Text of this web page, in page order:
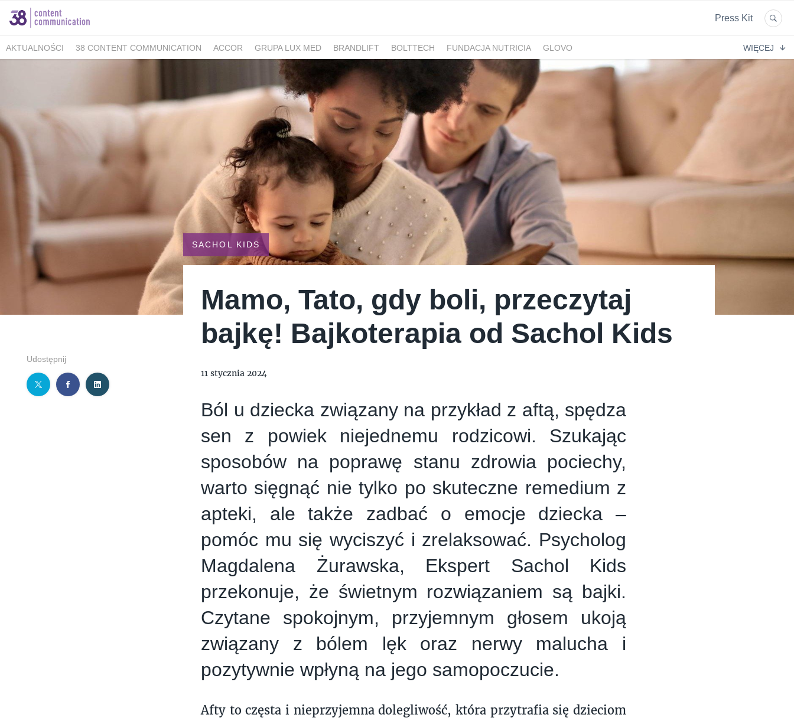
Press Kit
AKTUALNOŚCI 38 CONTENT COMMUNICATION ACCOR GRUPA LUX MED BRANDLIFT BOLTTECH FUNDACJA NUTRICIA
GLOVO
IOŚ-PIB IRON MOUNTAIN POLSKA ATLAS
GREEN FACTORY LOGISTICS
KIDS&CO. PIZZAPORTAL.PL MAXIBIOTIC OCUVITE SACHOL AFTIGEL HYAL-DROP MULTI
ACCOR MARKETPLACE KRAKÓW TUTORE POLAND ROMET SANOFI KRAJOWA RZEMIEŚLNICZA IZBA OPTYCZNA
VENOFLEX
MEDICOVER SENIOR
MEDICOVER STOMATOLOGIA PUCKIE HOSPICJUM TERAPIA REZONANSEM MAGNETYCZNYM - MBST
AG MOTORS
KAMBUKKA
ZŁOTOPOLSKA DOLINA DR.BACTY PACSAFE LORUS CONTIGO ZAMEK TOPACZ BAKALLAND
AKBAR SANDRA JASMEEN MOMME ALKEMIE SZPITAL MEDICOVER ENBIO GROUP UNITOP
TCG PROCESS POLSKA
ENERGIA POLSKA ZADBANO POKONAJ ZAĆMĘ, POPRAW WIDZENIE GÓRNOŚLĄSKO-ZAGŁĘBIOWSKA METROPOLIA
STETHOME
BARTOLINI AIR
ALCON - MAMY OKO NA ZAĆMĘ PREGNABIT JASNUM PHARMENA BETHRU MANUFAKTURA FUNDACJA NAGLE SAMI
MERCEDES
WARMIA I MAZURY
DERMENA GABRIELLA LAVEO PANEK CARSHARING BUDVAR ŁÓDŹ KALISKA PLAYFAIR POLREGIO PRIME SPANISH PROPERTIES
SACHOL KIDS
CITY GOLF ŁÓDŹ BIOMED FORUM 76 #EFEKT1BUTELKI COLOSTRUM CARLSBERG GEN4GEN BALCIA REBERNIA
ZYMETRIA
GRUPA RMF ESTE SYNERGY UNILEVER HUMAN ANSWER INSTITUTE PIERRE FABRE ORAL CARE LIBERTY INVESTMENTS
ESSENDI
TYMIENIECKIEGO 17
APPLIA HOLI BALI
WIĘCEJ
Udostępnij
SACHOL KIDS
Mamo, Tato, gdy boli, przeczytaj
bajkę! Bajkoterapia od Sachol Kids
11 stycznia 2024
Ból u dziecka związany na przykład z aftą, spędza
sen z powiek niejednemu rodzicowi. Szukając
sposobów na poprawę stanu zdrowia pociechy,
warto sięgnąć nie tylko po skuteczne remedium z
apteki, ale także zadbać o emocje dziecka –
pomóc mu się wyciszyć i zrelaksować. Psycholog
Magdalena Żurawska, Ekspert Sachol Kids
przekonuje, że świetnym rozwiązaniem są bajki.
Czytane spokojnym, przyjemnym głosem ukoją
związany z bólem lęk oraz nerwy malucha i
pozytywnie wpłyną na jego samopoczucie.
Afty to częsta i nieprzyjemna dolegliwość, która przytrafia się dzieciom